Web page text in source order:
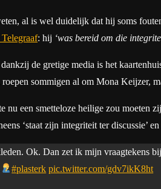
al is wel duidelijk dat hij soms
Telegraaf: hij ‘was bereid om die
de gretige media is het
sommigen al om Mona Keijzer,
een smetteloze heilige zou
‘staat zijn integriteit ter discussie’
Ok. Dan zet ik mijn vraagtekens bij
#plasterk pic.twitter.com/gdv7ikK8ht